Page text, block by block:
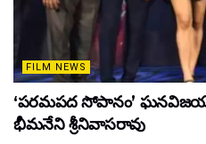
FILM NEWS
‘పరమపద సోపానం’ ఘనవిజయం
భీమనేని శ్రీనివాసరావు